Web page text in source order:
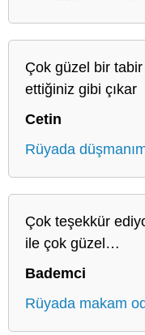
Çok güzel bir
ettiğiniz gibi çıkar
Cetin
Rüyada
Çok teşekkür
ile çok güzel…
Bademci
Rüyada makam